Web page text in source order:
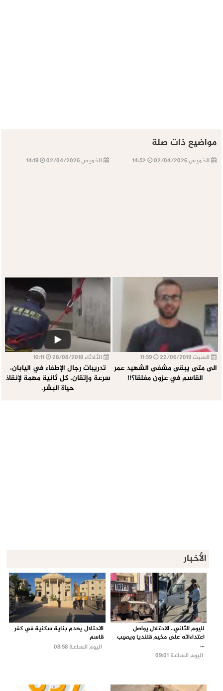
مواضيع ذات صلة
الخميس 02/04/2026 الخميس 02/04/2026
السبت 22/06/2019
الى متى يبقى مشفى الشهيد عمر
القاسم في عزون مغلقا؟!!
الثلاثاء 28/08/2018
تدريبات رجال الإطفاء في اليابان،
سرعة وإتقان، كل ثانية مهمة لإنقاذ
حياة البشر.
الأخبار
لليوم الثاني.. الاحتلال يواصل
اعتداءاته على مخيم قلنديا ويصيب
...
اليوم الساعة 09:01
الاحتلال يهدم بناية سكنية في كفر
قاسم
اليوم الساعة 08:58